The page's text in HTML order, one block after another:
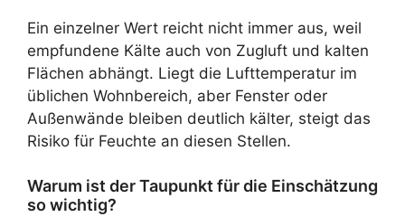
Ein einzelner Wert reicht nicht immer aus, weil
empfundene Kälte auch von Zugluft und kalten
Flächen abhängt. Liegt die Lufttemperatur im
üblichen Wohnbereich, aber Fenster oder
Außenwände bleiben deutlich kälter, steigt das
Risiko für Feuchte an diesen Stellen.
Warum ist der Taupunkt für die Einschätzung
so wichtig?